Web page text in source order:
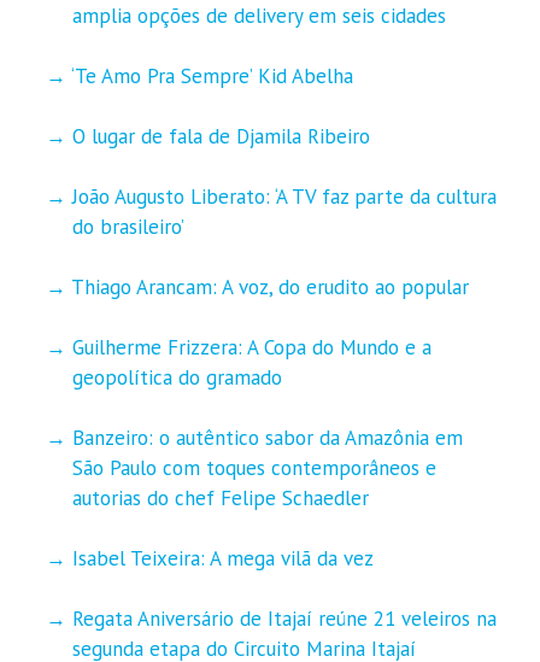
amplia opções de delivery em seis cidades
‘Te Amo Pra Sempre’ Kid Abelha
O lugar de fala de Djamila Ribeiro
João Augusto Liberato: ‘A TV faz parte da cultura
do brasileiro’
Thiago Arancam: A voz, do erudito ao popular
Guilherme Frizzera: A Copa do Mundo e a
geopolítica do gramado
Banzeiro: o autêntico sabor da Amazônia em
São Paulo com toques contemporâneos e
autorias do chef Felipe Schaedler
Isabel Teixeira: A mega vilã da vez
Regata Aniversário de Itajaí reúne 21 veleiros na
segunda etapa do Circuito Marina Itajaí